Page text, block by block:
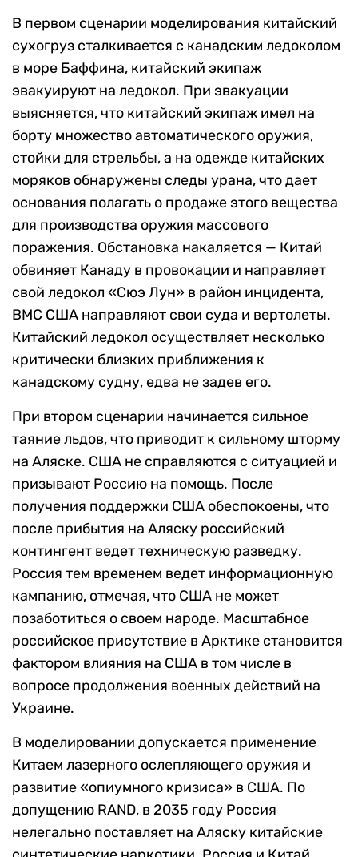
В первом сценарии моделирования китайский
сухогруз сталкивается с канадским ледоколом
в море Баффина, китайский экипаж
эвакуируют на ледокол. При эвакуации
выясняется, что китайский экипаж имел на
борту множество автоматического оружия,
стойки для стрельбы, а на одежде китайских
моряков обнаружены следы урана, что дает
основания полагать о продаже этого вещества
для производства оружия массового
поражения. Обстановка накаляется — Китай
обвиняет Канаду в провокации и направляет
свой ледокол «Сюэ Лун» в район инцидента,
ВМС США направляют свои суда и вертолеты.
Китайский ледокол осуществляет несколько
критически близких приближения к
канадскому судну, едва не задев его.
При втором сценарии начинается сильное
таяние льдов, что приводит к сильному шторму
на Аляске. США не справляются с ситуацией и
призывают Россию на помощь. После
получения поддержки США обеспокоены, что
после прибытия на Аляску российский
контингент ведет техническую разведку.
Россия тем временем ведет информационную
кампанию, отмечая, что США не может
позаботиться о своем народе. Масштабное
российское присутствие в Арктике становится
фактором влияния на США в том числе в
вопросе продолжения военных действий на
Украине.
В моделировании допускается применение
Китаем лазерного ослепляющего оружия и
развитие «опиумного кризиса» в США. По
допущению RAND, в 2035 году Россия
нелегально поставляет на Аляску китайские